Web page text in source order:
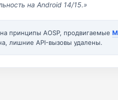
на Android 14/15.»
принципы AOSP, продвигаемые
лишние API-вызовы удалены.